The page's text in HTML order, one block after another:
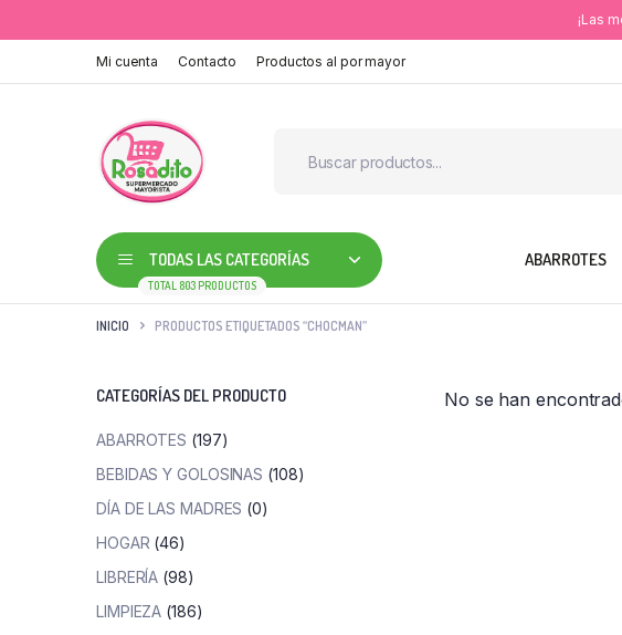
¡Las
Mi cuenta Contacto Productos al por mayor
TODAS LAS CATEGORÍAS
TOTAL 803 PRODUCTOS
ABARROTES
INICIO PRODUCTOS ETIQUETADOS “CHOCMAN”
No se han
CATEGORÍAS DEL PRODUCTO
ABARROTES (197)
BEBIDAS Y GOLOSINAS (108)
DÍA DE LAS MADRES (0)
HOGAR (46)
LIBRERÍA (98)
LIMPIEZA (186)